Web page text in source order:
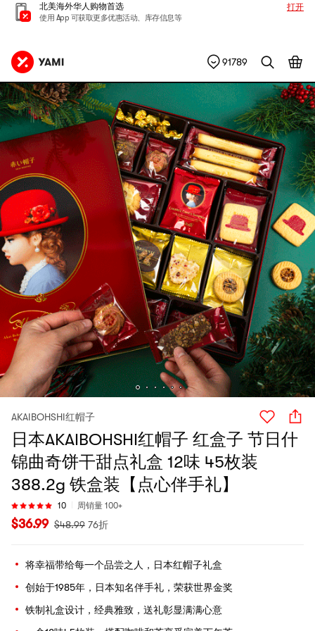
北美海外华人购物首选
使用 App 可获取更多优惠活动、库存信息等
打开
91789
AKAIBOHSHI红帽子
日本AKAIBOHSHI红帽子 红盒子 节日什
锦曲奇饼干甜点礼盒 12味 45枚装
388.2g 铁盒装【点心伴手礼】
10 周销量 100+
$36.99 $48.99 76折
将幸福带给每一个品尝之人，日本红帽子礼盒
创始于1985年，日本知名伴手礼，荣获世界金奖
铁制礼盒设计，经典雅致，送礼彰显满满心意